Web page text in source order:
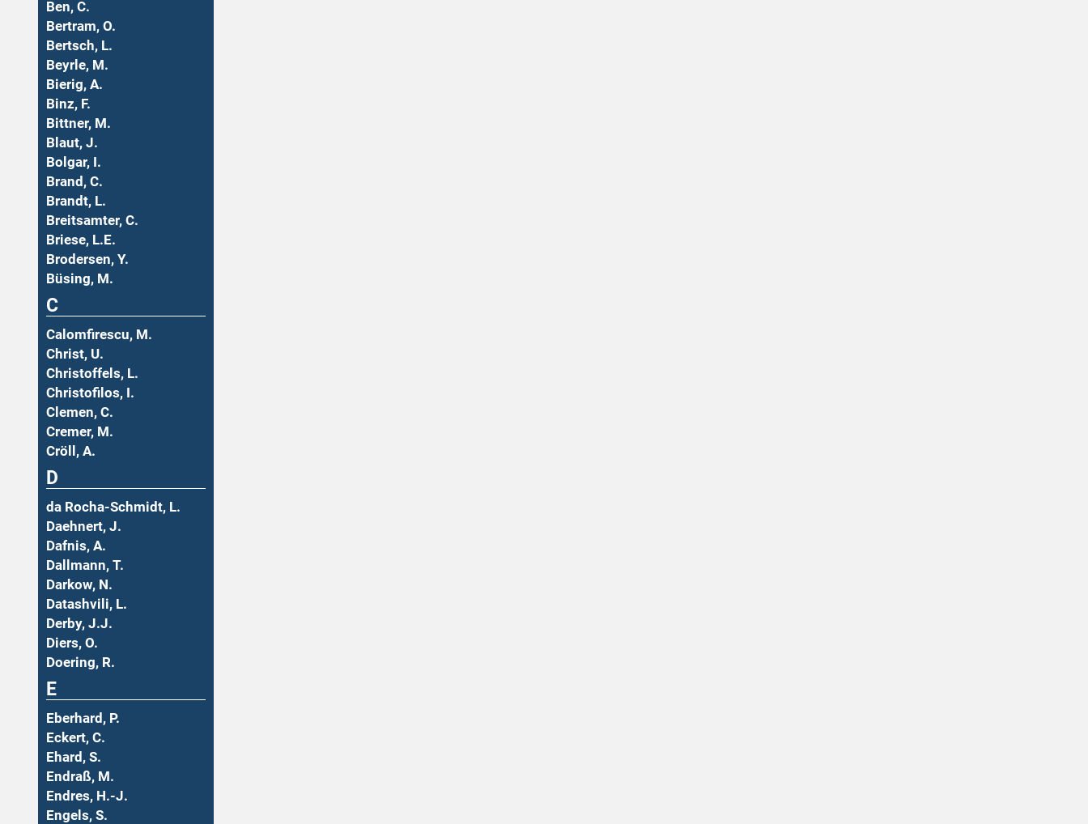
Ben, C.
Bertram, O.
Bertsch, L.
Beyrle, M.
Bierig, A.
Binz, F.
Bittner, M.
Blaut, J.
Bolgar, I.
Brand, C.
Brandt, L.
Breitsamter, C.
Briese, L.E.
Brodersen, Y.
Büsing, M.
C
Calomfirescu, M.
Christ, U.
Christoffels, L.
Christofilos, I.
Clemen, C.
Cremer, M.
Cröll, A.
D
da Rocha-Schmidt, L.
Daehnert, J.
Dafnis, A.
Dallmann, T.
Darkow, N.
Datashvili, L.
Derby, J.J.
Diers, O.
Doering, R.
E
Eberhard, P.
Eckert, C.
Ehard, S.
Endraß, M.
Endres, H.-J.
Engels, S.